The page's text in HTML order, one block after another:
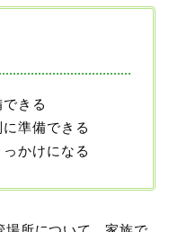
きる
準備できる
かけになる